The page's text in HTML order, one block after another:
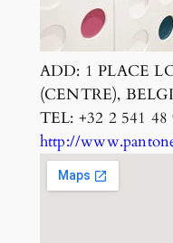
ADD: 1 PLACE
(CENTRE),
TEL: +32 2 541 48
http://